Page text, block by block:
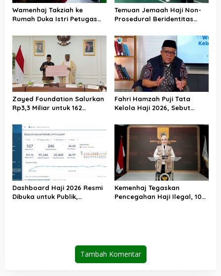
Wamenhaj Takziah ke
Rumah Duka Istri Petugas
Penghormatan atas
Amanah yang Tetap
Ditunaikan
Temuan Jemaah Haji Non-
Prosedural Beridentitas
Kami Tunggu Arahan Pusat
Zayed Foundation Salurkan
Rp3,3 Miliar untuk 162
Perkuat Kerja Sama Haji RI–
UEA
Fahri Hamzah Puji Tata
Kelola Haji 2026, Sebut
Naik Kelas
Dashboard Haji 2026 Resmi
Dibuka untuk Publik,
Kemenhaj Tegaskan
Pencegahan Haji Ilegal, 10
Tambah Komentar